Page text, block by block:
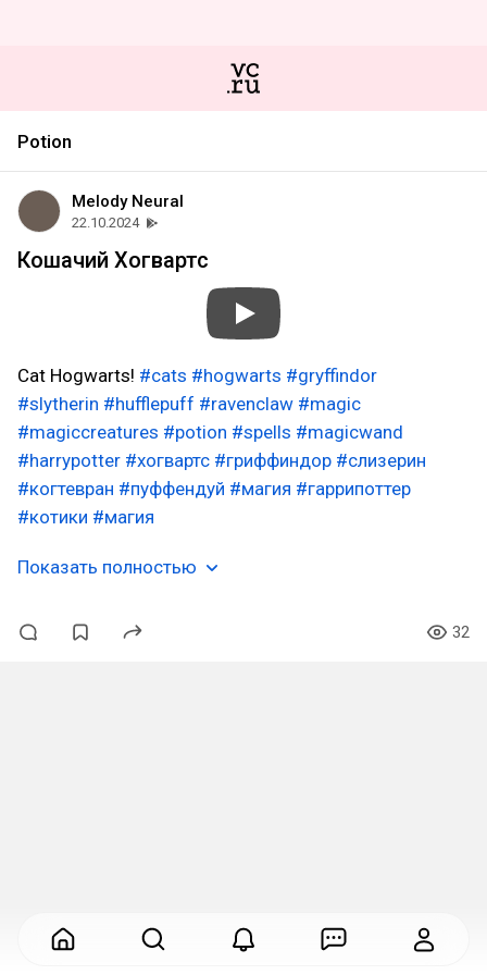
Potion
Melody Neural
22.10.2024
Кошачий Хогвартс
Cat Hogwarts! #cats #hogwarts #gryffindor
#slytherin #hufflepuff #ravenclaw #magic
#magiccreatures #potion #spells #magicwand
#harrypotter #хогвартс #гриффиндор #слизерин
#когтевран #пуффендуй #магия #гаррипоттер
#котики #магия
Показать полностью
32